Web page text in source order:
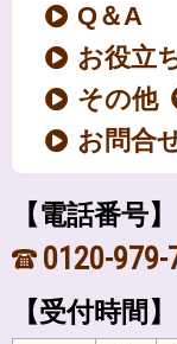
Q＆A
お役立
その他
お問合
【電話番号】
0120-979-
【受付時間】